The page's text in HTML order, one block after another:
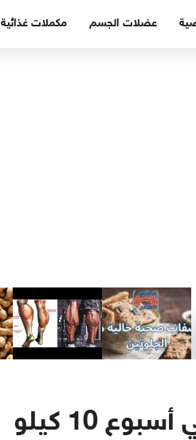
عضلات الجسم مكملات غذائية
10 كيلو